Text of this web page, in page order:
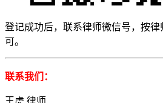
登记成功后，联系律师微信号，按
可。
联系我们：
王虎 律师